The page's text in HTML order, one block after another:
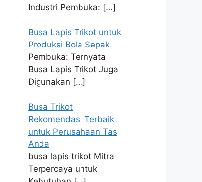
Industri Pembuka: […]
Busa Lapis Trikot untuk
Produksi Bola Sepak
Pembuka: Ternyata
Busa Lapis Trikot Juga
Digunakan […]
Busa Trikot
Rekomendasi Terbaik
untuk Perusahaan Tas
Anda
busa lapis trikot Mitra
Terpercaya untuk